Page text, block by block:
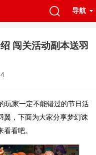
导航
闯关活动副本送羽
玩家一定不能错过的节日活
翼，下面为大家分享梦幻诛
看吧。